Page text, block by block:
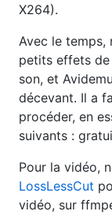
X264).
Avec le temps,
petits effets
son, et
décevant. Il a
procéder, en
suivants :
Pour la vidéo,
LossLessCut
vidéo, sur